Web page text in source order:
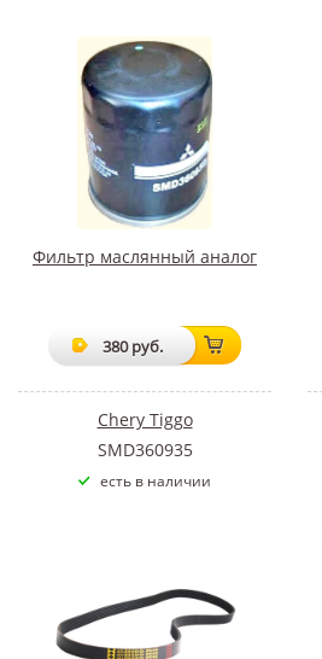
Фильтр маслянный аналог
380 руб.
Chery Tiggo
SMD360935
есть в наличии